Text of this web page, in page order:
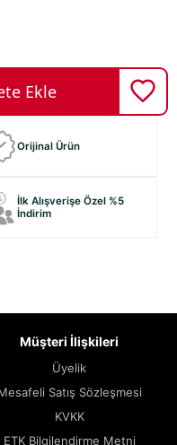
Orijinal Ürün
İlk Alışverişe Özel %5
İndirim
Müşteri İlişkileri
Üyelik
Satış Sözleşmesi
KVKK
ETK Bilgilendirme Metni